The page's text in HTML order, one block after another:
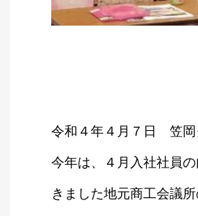
令和４年４月７日 笠岡
今年は、４月入社社員
きました地元商工会議